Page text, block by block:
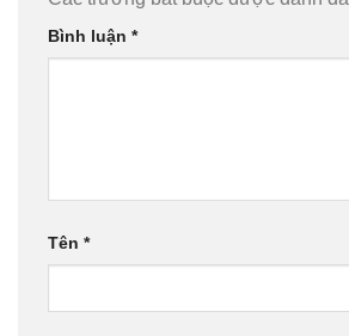
Bình luận *
Tên *